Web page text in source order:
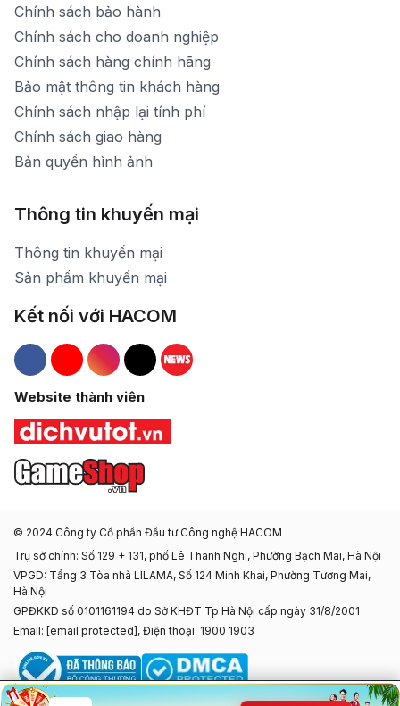
Chính sách bảo hành
Chính sách cho doanh nghiệp
Chính sách hàng chính hãng
Bảo mật thông tin khách hàng
Chính sách nhập lại tính phí
Chính sách giao hàng
Bản quyền hình ảnh
Thông tin khuyến mại
Thông tin khuyến mại
Sản phẩm khuyến mại
Kết nối với HACOM
Hacom Facebook
Hacom YouTube
Hacom Instagram
Hacom TikTok
Website thành viên
© 2024 Công ty Cổ phần Đầu tư Công nghệ HACOM
Trụ sở chính: Số 129 + 131, phố Lê Thanh Nghị, Phường Bạch Mai, Hà Nội
VPGD: Tầng 3 Tòa nhà LILAMA, Số 124 Minh Khai, Phường Tương Mai,
Hà Nội
GPĐKKD số 0101161194 do Sở KHĐT Tp Hà Nội cấp ngày 31/8/2001
Email: [email protected] , Điện thoại: 1900 1903